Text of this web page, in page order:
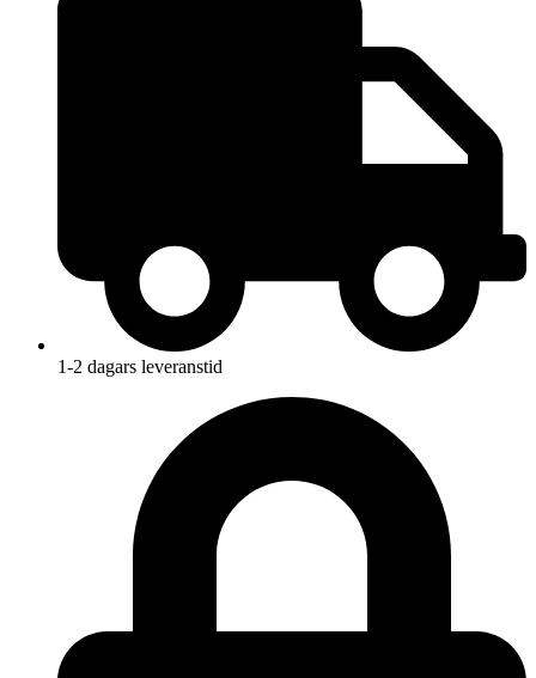
1-2 dagars leveranstid